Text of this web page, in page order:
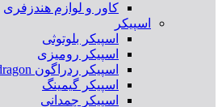
کاور و لوازم هندزفری
اسپیکر
اسپیکر بلوتوثی
اسپیکر رومیزی
اسپیکر ردراگون Redragon
اسپیکر گیمینگ
اسپیکر چمدانی